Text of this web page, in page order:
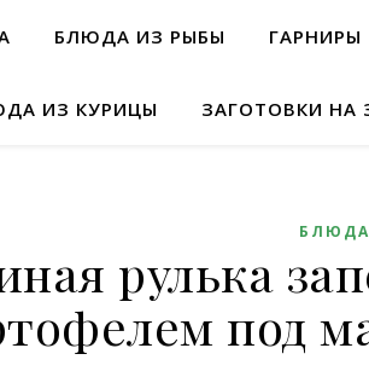
БЛЮДА ИЗ РЫБЫ ГАРНИРЫ
ИЗ КУРИЦЫ ЗАГОТОВКИ НА
рулька
под